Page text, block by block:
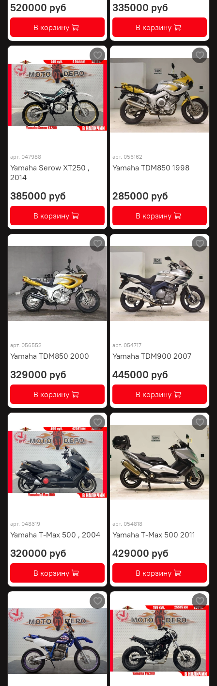
520000 руб
В корзину
335000 руб
В корзину
арт. 047988
Yamaha Serow XT250 ,
2014
385000 руб
В корзину
арт. 056162
Yamaha TDM850 1998
285000 руб
В корзину
арт. 056552
Yamaha TDM850 2000
329000 руб
В корзину
арт. 054717
Yamaha TDM900 2007
445000 руб
В корзину
арт. 048319
Yamaha T-Max 500 , 2004
320000 руб
В корзину
арт. 054818
Yamaha T-Max 500 2011
429000 руб
В корзину